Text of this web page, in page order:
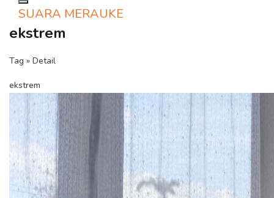
Toggle navigation
SUARA MERAUKE
ekstrem
Tag » Detail
ekstrem